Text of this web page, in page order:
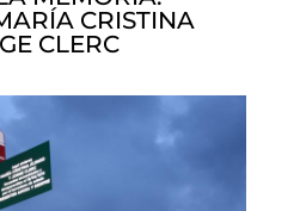
CRISTINA
CLERC